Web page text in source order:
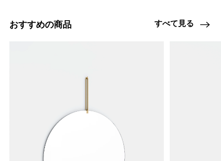
4459795677416
オーク/ステンレススチール NEW
46584994758888
/products/shelving-system-s-
115-2-c?variant=46584994758888
おすすめの商品 すべて見る